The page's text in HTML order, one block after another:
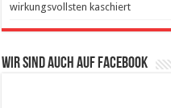
wirkungsvollsten kaschiert
Wir sind auch auf Facebook